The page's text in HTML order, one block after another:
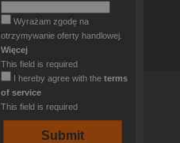
Wyrażam zgodę na
otrzymywanie oferty handlowej.
Więcej
This field is required
I hereby agree with the terms
of service
This field is required